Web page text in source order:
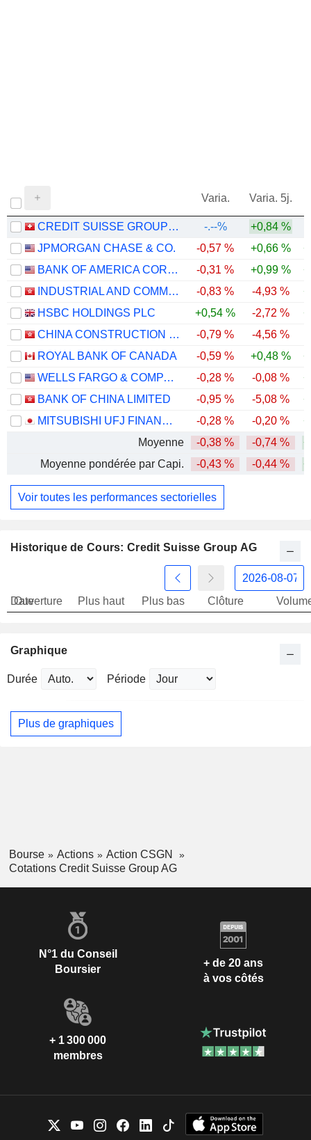
Varia. Varia. 5j.
CREDIT SUISSE GROUP AG -.--%
+0,84 %
JPMORGAN CHASE & CO.
-0,57 % +0,66 %
BANK OF AMERICA CORPORATION
-0,31 % +0,99 %
INDUSTRIAL AND COMMERCIAL BANK OF CHINA LIMITED
-0,83 % -4,93 %
HSBC HOLDINGS PLC
+0,54 % -2,72 %
CHINA CONSTRUCTION BANK CORPORATION
-0,79 % -4,56 %
ROYAL BANK OF CANADA
-0,59 % +0,48 %
WELLS FARGO & COMPANY
-0,28 % -0,08 %
BANK OF CHINA LIMITED
-0,95 % -5,08 %
MITSUBISHI UFJ FINANCIAL GROUP, INC.
-0,28 % -0,20 %
Moyenne
-0,38 % -0,74 %
Moyenne pondérée par Capi.
-0,43 % -0,44 %
Voir toutes les performances sectorielles
Historique de Cours: Credit Suisse Group AG
Date
Ouverture Plus haut Plus bas Clôture
Graphique
Durée Période
Plus de graphiques
Bourse Actions
Action CSGN
Cotations Credit Suisse Group AG
N°1 du Conseil
Boursier
+ de 20 ans
à vos côtés
+ 1 300 000
membres